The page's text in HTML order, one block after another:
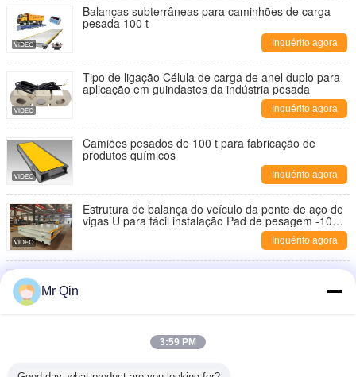
Balanças subterrâneas para caminhões de carga
pesada 100 t
Inquérito agora
Tipo de ligação Célula de carga de anel duplo para
aplicação em guindastes da indústria pesada
Inquérito agora
Camiões pesados de 100 t para fabricação de
produtos químicos
Inquérito agora
Estrutura de balança do veículo da ponte de aço de
vigas U para fácil instalação Pad de pesagem -10C
Inquérito agora
Balança de eixo portátil, Sistema de pesagem em
movimento, Balanças com indicador sem fio
Mr Qin
3:59 PM